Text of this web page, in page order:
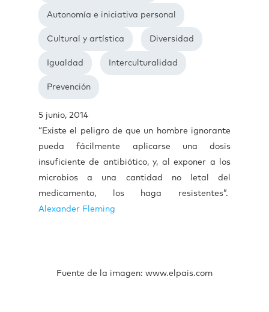
Autonomía e iniciativa personal
Cultural y artística Diversidad
Igualdad Interculturalidad
Prevención
5 junio, 2014
“Existe el peligro de que un hombre ignorante
pueda fácilmente aplicarse una dosis
insuficiente de antibiótico, y, al exponer a los
microbios a una cantidad no letal del
medicamento, los haga resistentes”.
Alexander Fleming
Fuente de la imagen: www.elpais.com